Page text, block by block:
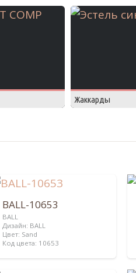
Жаккарды
BALL-10653
BALL
Дизайн: BALL
Цвет: Sand
Код цвета: 10653